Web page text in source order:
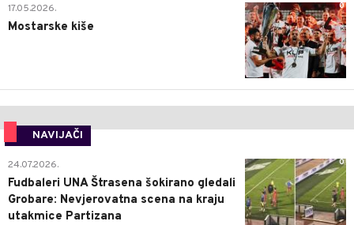
0
17.05.2026.
Mostarske kiše
NAVIJAČI
0
24.07.2026.
Fudbaleri UNA Štrasena šokirano gledali
Grobare: Nevjerovatna scena na kraju
utakmice Partizana